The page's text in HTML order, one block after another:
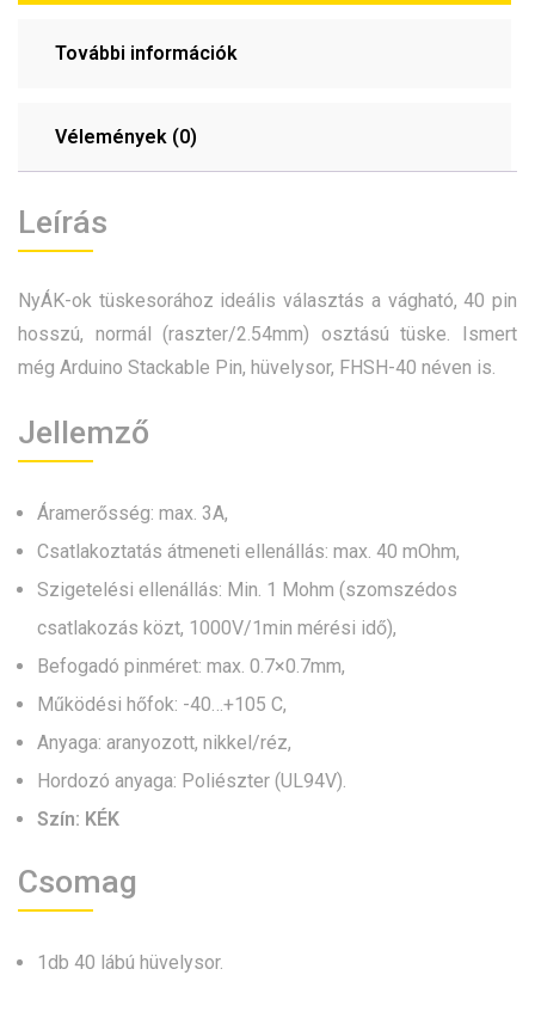
További információk
Vélemények (0)
Leírás
NyÁK-ok tüskesorához ideális választás a vágható, 40 pin
hosszú, normál (raszter/2.54mm) osztású tüske. Ismert
még Arduino Stackable Pin, hüvelysor, FHSH-40 néven is.
Jellemző
Áramerősség: max. 3A,
Csatlakoztatás átmeneti ellenállás: max. 40 mOhm,
Szigetelési ellenállás: Min. 1 Mohm (szomszédos
csatlakozás közt, 1000V/1min mérési idő),
Befogadó pinméret: max. 0.7×0.7mm,
Működési hőfok: -40…+105 C,
Anyaga: aranyozott, nikkel/réz,
Hordozó anyaga: Poliészter (UL94V).
Szín: KÉK
Csomag
1db 40 lábú hüvelysor.